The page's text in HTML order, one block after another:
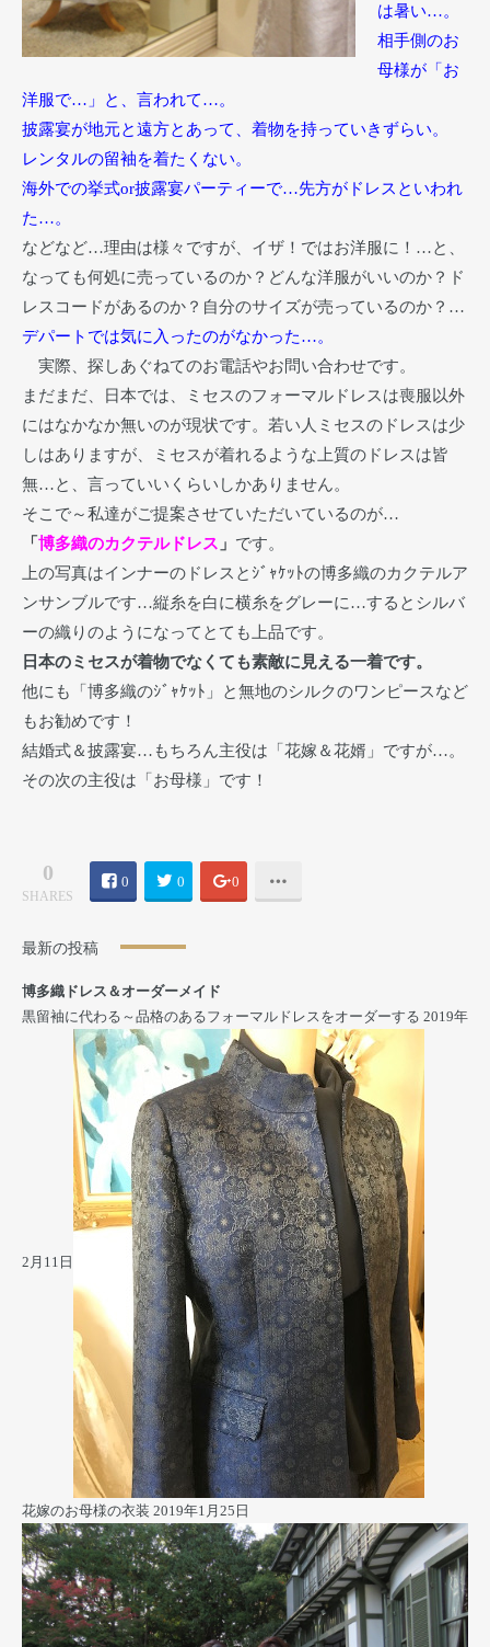
は暑い…。
相手側のお
母様が「お
洋服で…」と、言われて…。
披露宴が地元と遠方とあって、着物を持っていきずらい。
レンタルの留袖を着たくない。
海外での挙式or披露宴パーティーで…先方がドレスといわれ
た…。
などなど…理由は様々ですが、イザ！ではお洋服に！…と、
なっても何処に売っているのか？どんな洋服がいいのか？ド
レスコードがあるのか？自分のサイズが売っているのか？…
デパートでは気に入ったのがなかった…。
実際、探しあぐねてのお電話やお問い合わせです。
まだまだ、日本では、ミセスのフォーマルドレスは喪服以外
にはなかなか無いのが現状です。若い人ミセスのドレスは少
しはありますが、ミセスが着れるような上質のドレスは皆
無…と、言っていいくらいしかありません。
そこで～私達がご提案させていただいているのが…
「博多織のカクテルドレス 」 です。
上の写真はインナーのドレスとｼﾞｬｹｯﾄの博多織のカクテルア
ンサンブルです…縦糸を白に横糸をグレーに…するとシルバ
ーの織りのようになってとても上品です。
日本のミセスが着物でなくても素敵に見える一着です。
他にも「博多織のｼﾞｬｹｯﾄ」と無地のシルクのワンピースなど
もお勧めです！
結婚式＆披露宴…もちろん主役は「花嫁＆花婿」ですが…。
その次の主役は「お母様」です！
0
SHARES
0 0 0
最新の投稿
博多織ドレス＆オーダーメイド
黒留袖に代わる～品格のあるフォーマルドレスをオーダーする 2019年
2月11日
花嫁のお母様の衣装 2019年1月25日